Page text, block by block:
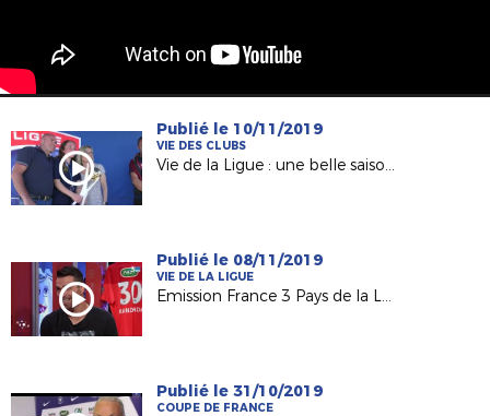
Publié le 10/11/2019
VIE DES CLUBS
Vie de la Ligue : une belle saison 2018-2019 !
Publié le 08/11/2019
VIE DE LA LIGUE
Emission France 3 Pays de la Loire "USB Foot" #40
Publié le 31/10/2019
COUPE DE FRANCE